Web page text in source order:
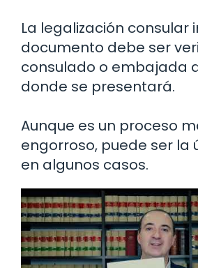
La legalización consular
documento debe ser
consulado o embajada
donde se presentará.
Aunque es un proceso
engorroso, puede ser la
en algunos casos.